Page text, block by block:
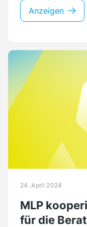
Anzeigen
24. April 2024
MLP
für die